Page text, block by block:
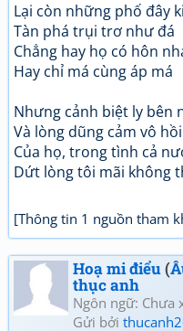
Lại còn những phố đây
Tàn phá trụi trơ như đá
Chẳng hay họ có hôn
Hay chỉ má cùng áp má
Nhưng cảnh biệt ly bên
Và lòng dũng cảm vô hồi
Của họ, trong tình cả
Dứt lòng tôi mãi không
[Thông tin 1 nguồn tham
Hoạ mi điểu(
thục anh
Ngôn ngữ: Chưa
Gửi bởi